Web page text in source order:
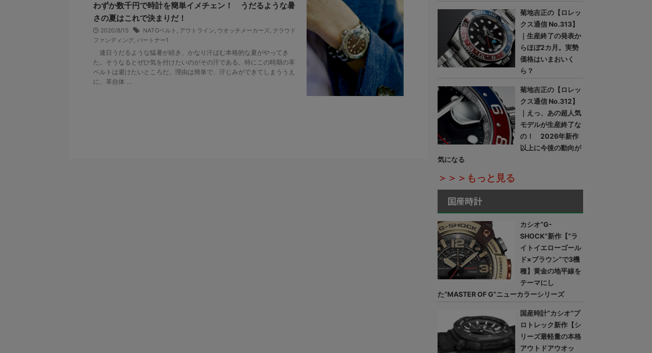
わずか数千円で時計を簡単イメチェン！ うだるような暑
さの夏はこれで決まりだ！
2020/8/15 NATOベルト , アウトライン, ウオッチメーカーズ, クラウド
ファンディング, パートナー1
連日うだるような猛暑が続き、かなり汗ばむ本格的な夏がやってき
た。そうなるとぜひ気を付けたいのがその汗である。特にこの時期の革
ベルトは避けたいところだ。理由は簡単で、汗じみができてしまううえ
に、革自体 ...
菊地吉正の【ロレッ
クス通信 No.313】
｜生産終了の発表か
らほぼ2カ月。実勢
価格はいまおいく
ら？
菊地吉正の【ロレッ
クス通信 No.312】
｜えっ、あの超人気
モデルが生産終了な
の！ 2026年新作
以上に今後の動向が
気になる
＞＞＞もっと見る
国産時計
カシオ“G-
SHOCK”新作【“ラ
イトイエローゴール
ド×ブラウン”で3機
種】黄金の地平線を
テーマにし
た“MASTER OF G”ニューカラーシリーズ
国産時計“カシオ”プ
ロトレック新作【シ
リーズ最軽量の本格
アウトドアウオッ